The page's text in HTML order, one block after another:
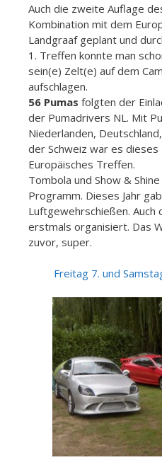
Auch die zweite Auflage
Kombination mit dem
Landgraaf geplant und
1. Treffen konnte man
sein(e) Zelt(e) auf dem
aufschlagen.
56 Pumas folgten der
der Pumadrivers NL. Mit
Niederlanden,
der Schweiz war es dieses
Europäisches Treffen.
Tombola und Show &
Programm. Dieses Jahr
Luftgewehrschießen.
erstmals organisiert. Das
zuvor, super.
Freitag 7. und